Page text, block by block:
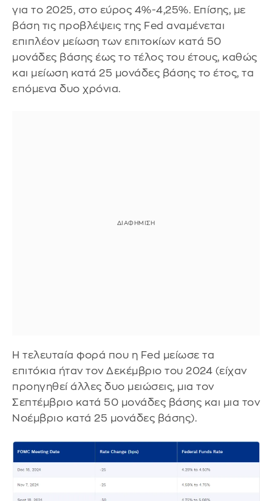
για το 2025, στο εύρος 4%-4,25%. Επίσης, με
βάση τις προβλέψεις της Fed αναμένεται
επιπλέον μείωση των επιτοκίων κατά 50
μονάδες βάσης έως το τέλος του έτους, καθώς
και μείωση κατά 25 μονάδες βάσης το έτος, τα
επόμενα δυο χρόνια.
Η τελευταία φορά που η Fed μείωσε τα
επιτόκια ήταν τον Δεκέμβριο του 2024 (είχαν
προηγηθεί άλλες δυο μειώσεις, μια τον
Σεπτέμβριο κατά 50 μονάδες βάσης και μια τον
Νοέμβριο κατά 25 μονάδες βάσης).